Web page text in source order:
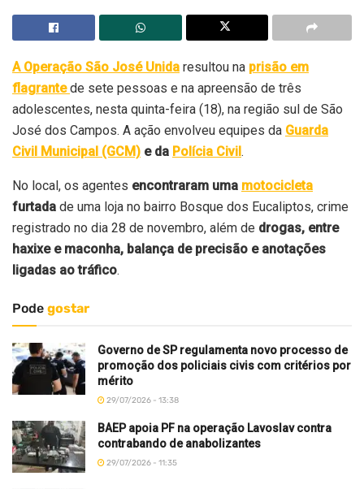
A Operação São José Unida resultou na prisão em
flagrante de sete pessoas e na apreensão de três
adolescentes, nesta quinta-feira (18), na região sul de São
José dos Campos. A ação envolveu equipes da Guarda
Civil Municipal (GCM) e da Polícia Civil.
No local, os agentes encontraram uma motocicleta
furtada de uma loja no bairro Bosque dos Eucaliptos, crime
registrado no dia 28 de novembro, além de drogas, entre
haxixe e maconha, balança de precisão e anotações
ligadas ao tráfico.
Pode gostar
Governo de SP regulamenta novo processo de
promoção dos policiais civis com critérios por
mérito
29/07/2026 - 13:38
BAEP apoia PF na operação Lavoslav contra
contrabando de anabolizantes
29/07/2026 - 11:35